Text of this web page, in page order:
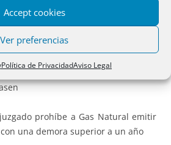
Accept cookies
Ver preferencias
Política de PrivacidadAviso Legal
del iPhone 7
se confirma su retroactividad
pedimos que los pagos de su
prohíbe a Gas Natural emitir
una demora superior a un año